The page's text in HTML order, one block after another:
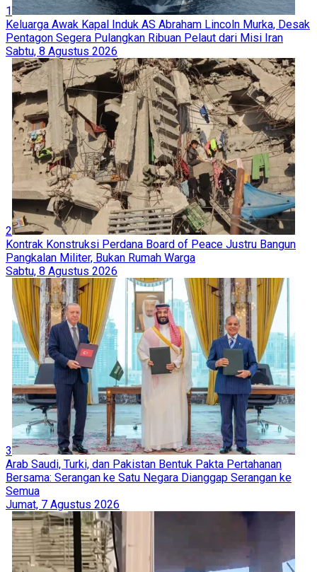
1
Keluarga Awak Kapal Induk AS Abraham Lincoln Murka, Desak
Pentagon Segera Pulangkan Ribuan Pelaut dari Misi Iran
Sabtu, 8 Agustus 2026
2
Kontrak Konstruksi Perdana Board of Peace Justru Bangun
Pangkalan Militer, Bukan Rumah Warga
Sabtu, 8 Agustus 2026
3
Arab Saudi, Turki, dan Pakistan Bentuk Pakta Pertahanan
Bersama: Serangan ke Satu Negara Dianggap Serangan ke
Semua
Jumat, 7 Agustus 2026